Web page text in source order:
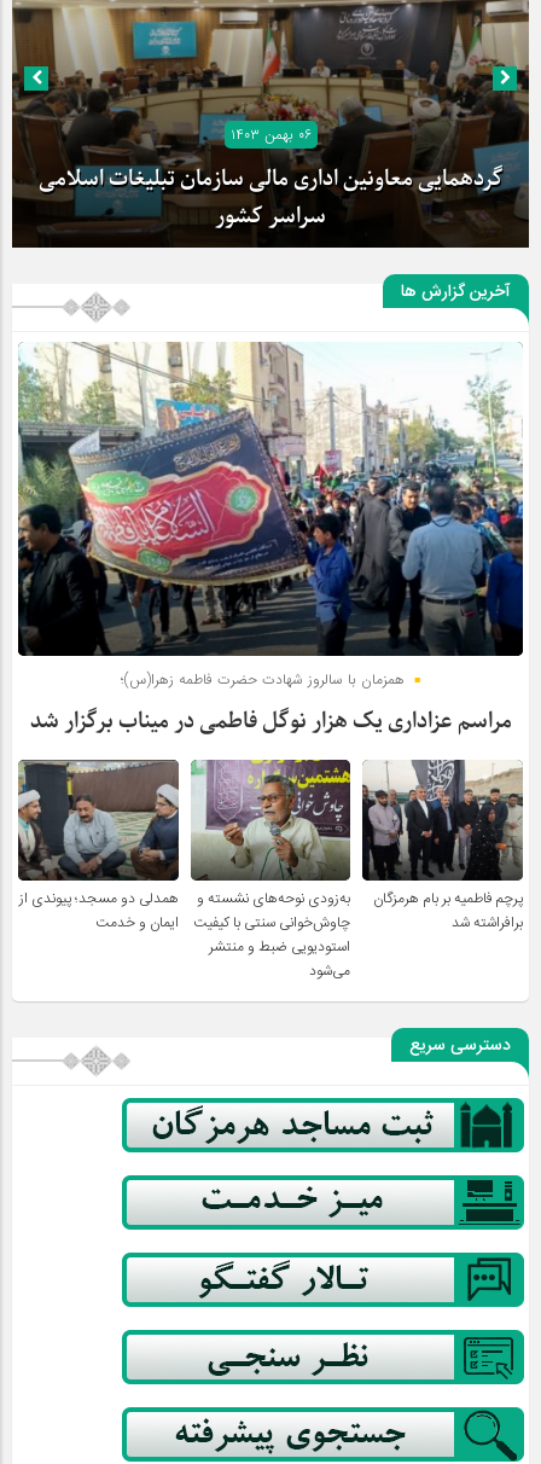
۰۶ بهمن ۱۴۰۳
گردهمایی معاونین اداری مالی سازمان تبلیغات اسلامی
سراسر کشور
آخرین گزارش ها
همزمان با سالروز شهادت حضرت فاطمه زهرا(س)؛
مراسم عزاداری یک هزار نوگل فاطمی در میناب برگزار شد
پرچم فاطمیه بر بام هرمزگان
برافراشته شد
به‌زودی نوحه‌های نشسته و
چاوش‌خوانی سنتی با کیفیت
استودیویی ضبط و منتشر
می‌شود
همدلی دو مسجد؛ پیوندی از
ایمان و خدمت
دسترسی سریع